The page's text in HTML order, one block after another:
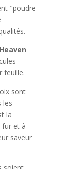
"poudre
feuille.
sont
les
la
fur et à
saveur